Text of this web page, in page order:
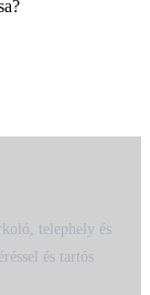
telephely és
és tartós